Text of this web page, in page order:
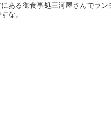
ある御食事処三河屋さんでラン
な。